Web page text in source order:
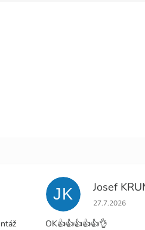
5 z 5 hvězdiček.
JK Josef
Hodnocení
27.7.2026
OK👍👍👍👍👍👌